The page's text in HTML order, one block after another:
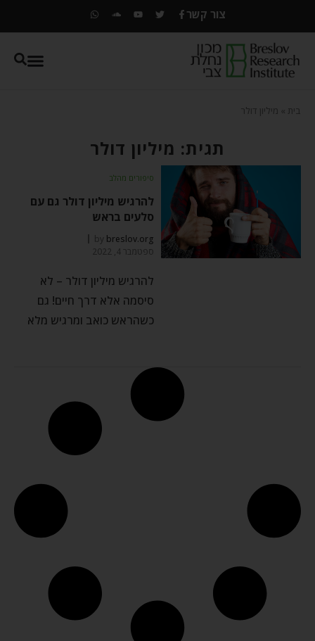
צור קשר
בית מיליון דולר
תגית: מיליון דולר
סיפורים מהלב
להרגיש מיליון דולר גם עם
סלעים בראש
by breslov.org
ספטמבר 4, 2022
להרגיש מיליון דולר – לא
סיסמה אלא דרך חיים! גם
כשהראש כואב ומרגיש מלא